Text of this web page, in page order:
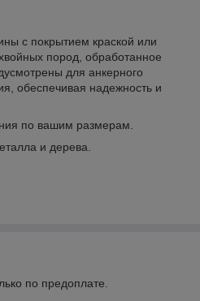
с покрытием краской или
пород, обработанное
для анкерного
обеспечивая надежность и
по вашим размерам.
и дерева.
по предоплате.